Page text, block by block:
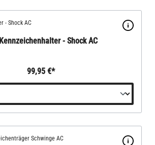
Kennzeichenhalter - Shock AC
99,95 €*